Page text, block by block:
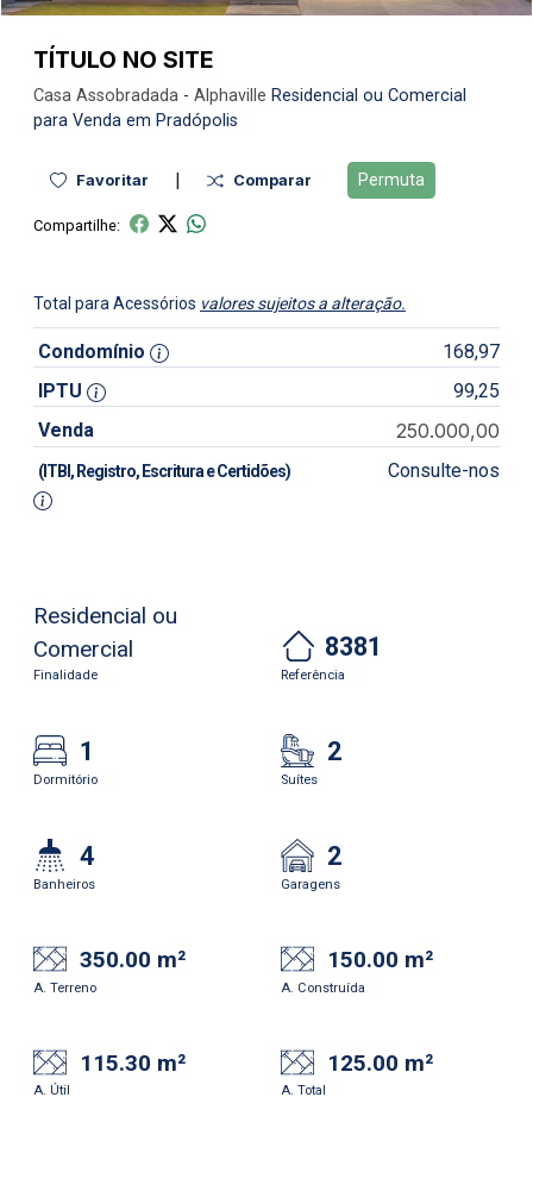
TÍTULO NO SITE
Casa Assobradada - Alphaville Residencial ou Comercial
para Venda em Pradópolis
Favoritar | Comparar Permuta
Compartilhe:
Total para Acessórios valores sujeitos a alteração.
Condomínio
168,97
IPTU
99,25
Venda
250.000,00
(ITBI, Registro, Escritura e Certidões) Consulte-nos
Residencial ou
Comercial
Finalidade
8381
Referência
1
Dormitório
2
Suítes
4
Banheiros
2
Garagens
350.00 m²
A. Terreno
150.00 m²
A. Construída
115.30 m²
A. Útil
125.00 m²
A. Total